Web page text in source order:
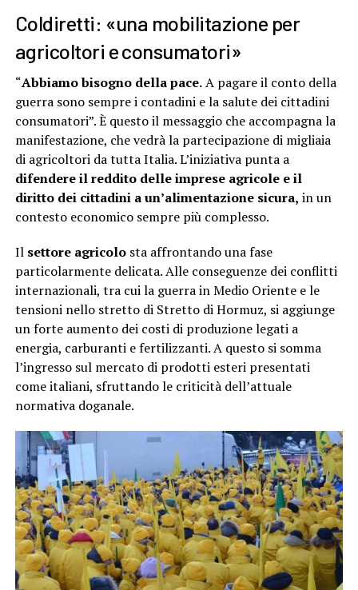
Coldiretti: «una mobilitazione per
agricoltori e consumatori»
“Abbiamo bisogno della pace.A pagare il conto della
guerra sono sempre i contadini e la salute dei cittadini
consumatori”. È questo il messaggio che accompagna la
manifestazione, che vedrà la partecipazione di migliaia
di agricoltori da tutta Italia. L’iniziativa punta a
difendere il reddito delle imprese agricole e il
diritto dei cittadini a un’alimentazione sicura, in un
contesto economico sempre più complesso.
Il settore agricolosta affrontando una fase
particolarmente delicata. Alle conseguenze dei conflitti
internazionali, tra cui la guerra in Medio Oriente e le
tensioni nello stretto di Stretto di Hormuz, si aggiunge
un forte aumento dei costi di produzione legati a
energia, carburanti e fertilizzanti. A questo si somma
l’ingresso sul mercato di prodotti esteri presentati
come italiani, sfruttando le criticità dell’attuale
normativa doganale.